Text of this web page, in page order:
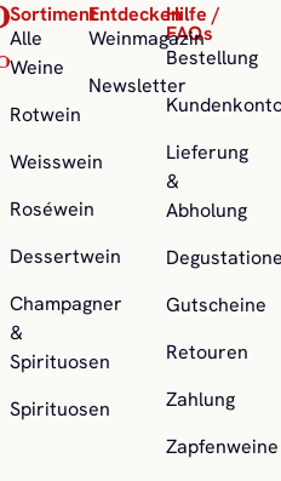
Sortiment
Alle
Weine
Rotwein
Weisswein
Roséwein
Dessertwein
Champagner
&
Spirituosen
Spirituosen
Hilfe /
FAQs
Bestellung
Lieferung
&
Abholung
Gutscheine
Retouren
Zahlung
Zapfenweine
Entdecken
Weinmagazin
Newsletter